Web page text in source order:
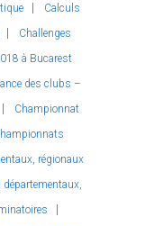
Calculs
Challenges
à Bucarest
des clubs –
Championnat
régionaux